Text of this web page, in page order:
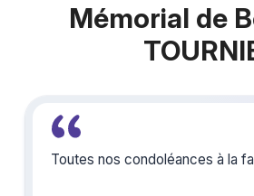
Mémorial de
Toutes nos condoléances à la